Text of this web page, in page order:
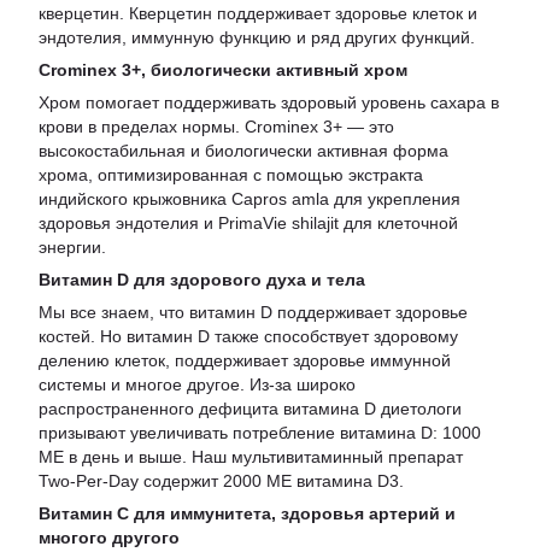
кверцетин. Кверцетин поддерживает здоровье клеток и
эндотелия, иммунную функцию и ряд других функций.
Crominex 3+, биологически активный хром
Хром помогает поддерживать здоровый уровень сахара в
крови в пределах нормы. Crominex 3+ — это
высокостабильная и биологически активная форма
хрома, оптимизированная с помощью экстракта
индийского крыжовника Capros amla для укрепления
здоровья эндотелия и PrimaVie shilajit для клеточной
энергии.
Витамин D для здорового духа и тела
Мы все знаем, что витамин D поддерживает здоровье
костей. Но витамин D также способствует здоровому
делению клеток, поддерживает здоровье иммунной
системы и многое другое. Из-за широко
распространенного дефицита витамина D диетологи
призывают увеличивать потребление витамина D: 1000
МЕ в день и выше. Наш мультивитаминный препарат
Two-Per-Day содержит 2000 МЕ витамина D3.
Витамин С для иммунитета, здоровья артерий и
многого другого